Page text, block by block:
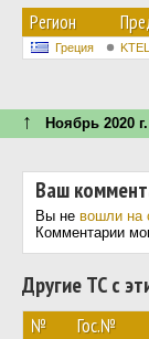
Регион
Греция
↑ Ноябрь 2020 г.
Ваш
Вы не вошли на
Комментарии
Другие ТС с
№ Гос.№